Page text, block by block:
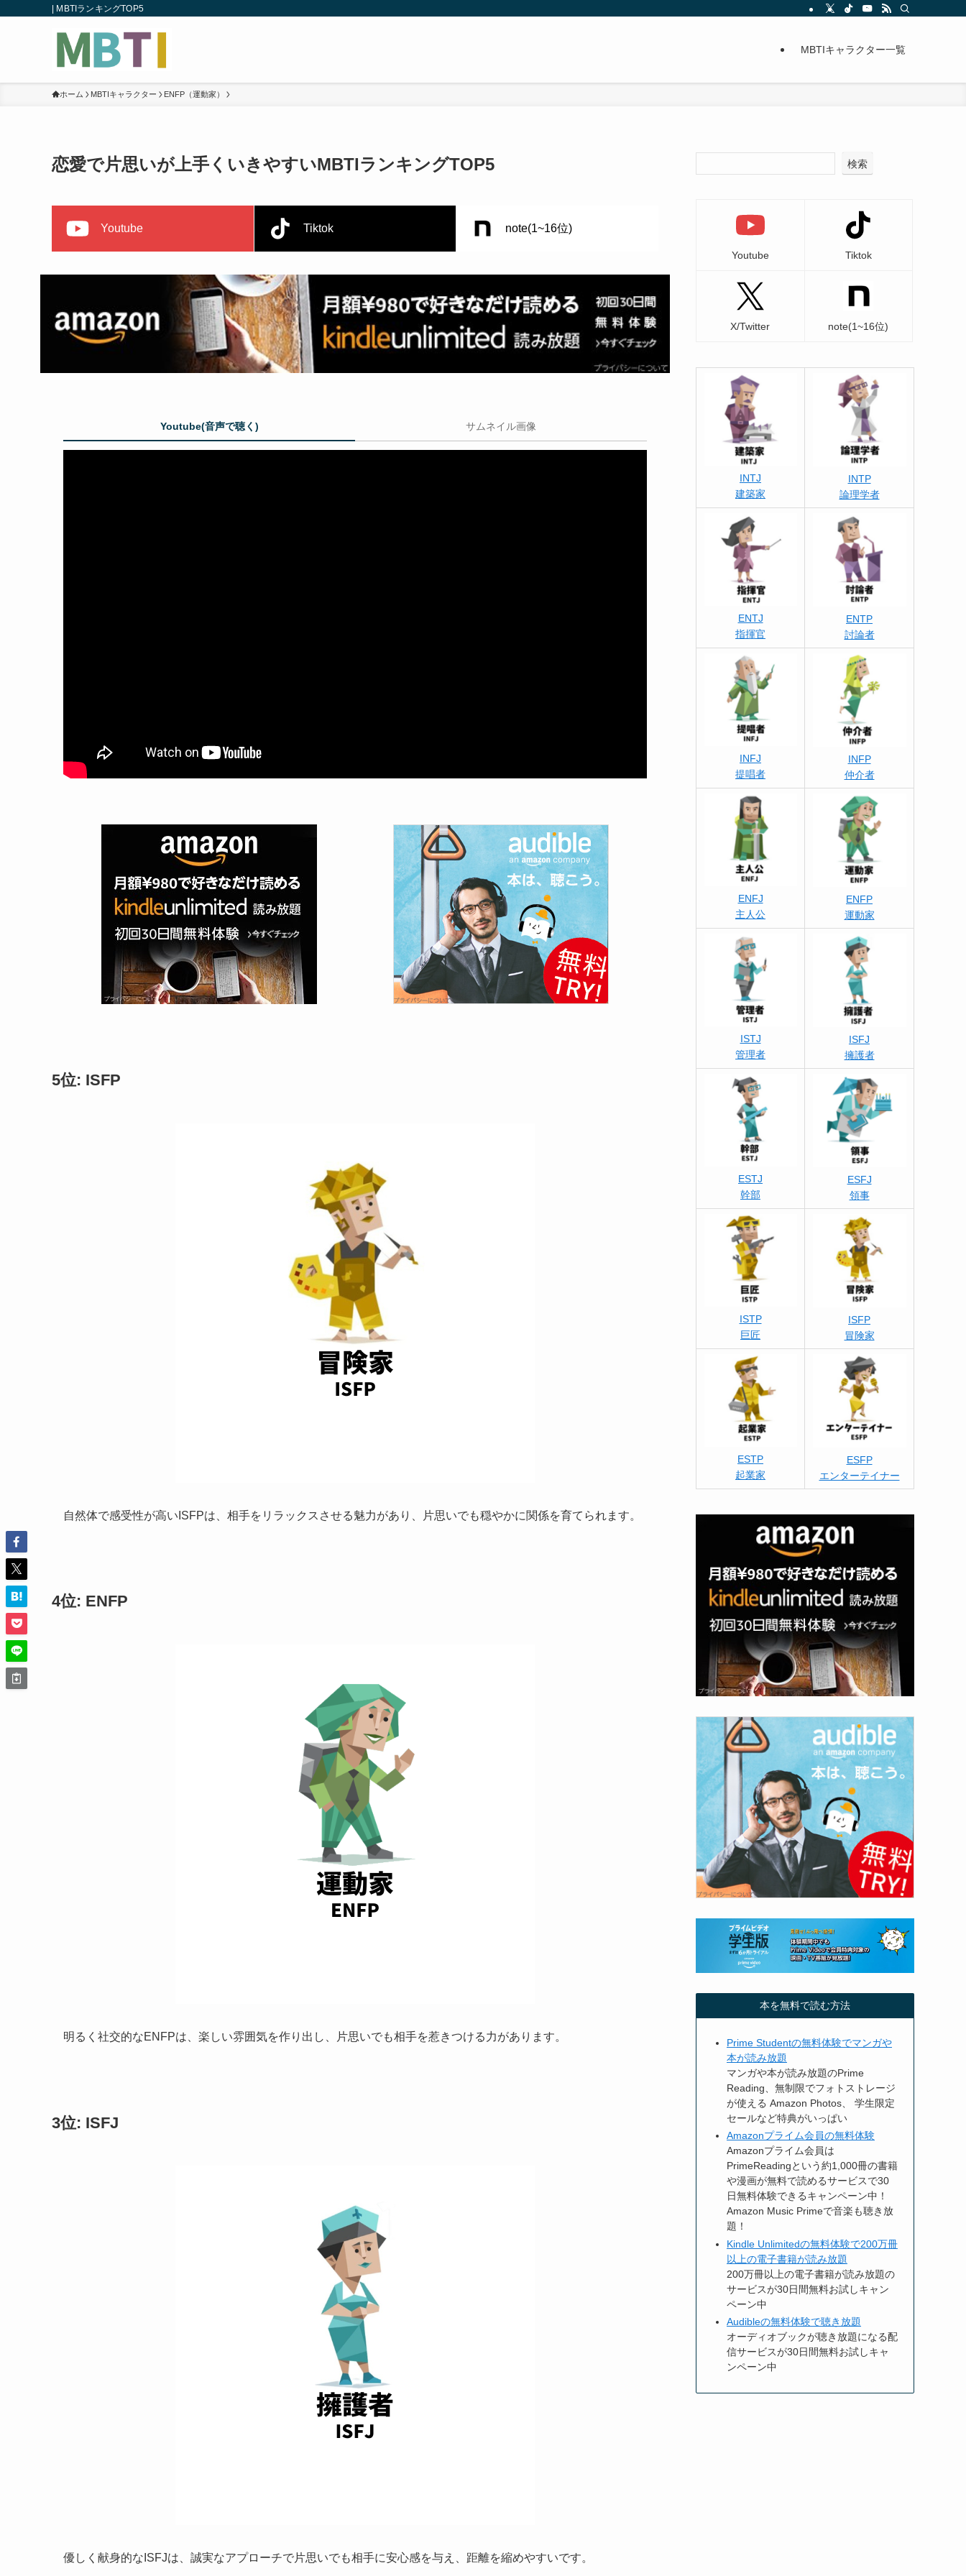
| MBTIランキングTOP5
MBTIキャラクター一覧
ホーム MBTIキャラクター ENFP（運動家）
恋愛で片思いが上手くいきやすいMBTIランキングTOP5
Youtube Tiktok note(1~16位)
Youtube(音声で聴く) サムネイル画像
5位: ISFP
自然体で感受性が高いISFPは、相手をリラックスさせる魅力があり、片思いでも穏やかに関係を育てられます。
4位: ENFP
明るく社交的なENFPは、楽しい雰囲気を作り出し、片思いでも相手を惹きつける力があります。
3位: ISFJ
優しく献身的なISFJは、誠実なアプローチで片思いでも相手に安心感を与え、距離を縮めやすいです。
検索
Youtube Tiktok
X/Twitter note(1~16位)
INTJ
建築家
INTP
論理学者
ENTJ
指揮官
ENTP
討論者
INFJ
提唱者
INFP
仲介者
ENFJ
主人公
ENFP
運動家
ISTJ
管理者
ISFJ
擁護者
ESTJ
幹部
ESFJ
領事
ISTP
巨匠
ISFP
冒険家
ESTP
起業家
ESFP
エンターテイナー
本を無料で読む方法
Prime Studentの無料体験でマンガや
本が読み放題
マンガや本が読み放題のPrime
Reading、無制限でフォトストレージ
が使える Amazon Photos、 学生限定
セールなど特典がいっぱい
Amazonプライム会員の無料体験
Amazonプライム会員は
PrimeReadingという約1,000冊の書籍
や漫画が無料で読めるサービスで30
日無料体験できるキャンペーン中！
Amazon Music Primeで音楽も聴き放
題！
Kindle Unlimitedの無料体験で200万冊
以上の電子書籍が読み放題
200万冊以上の電子書籍が読み放題の
サービスが30日間無料お試しキャン
ペーン中
Audibleの無料体験で聴き放題
オーディオブックが聴き放題になる配
信サービスが30日間無料お試しキャ
ンペーン中